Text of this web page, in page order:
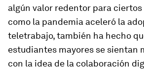
algún valor redentor para
como la pandemia aceleró la
teletrabajo, también ha hecho
estudiantes mayores se sientan
con la idea de la colaboración